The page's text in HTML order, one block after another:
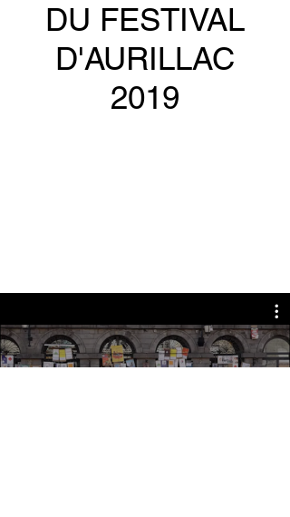
DU FESTIVAL
D'AURILLAC
2019